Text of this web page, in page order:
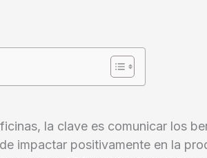
la clave es comunicar los
impactar positivamente en la